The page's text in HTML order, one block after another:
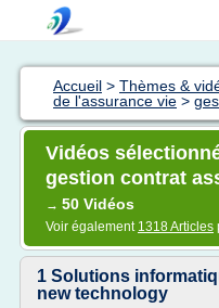
Accueil > Thèmes &
de l'assurance vie >
Vidéos
gestion contrat
→ 50 Vidéos
Voir également 1318 Articles
1 Solutions
new technology